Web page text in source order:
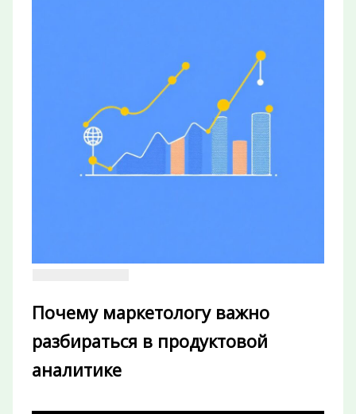
Почему маркетологу важно
разбираться в продуктовой
аналитике